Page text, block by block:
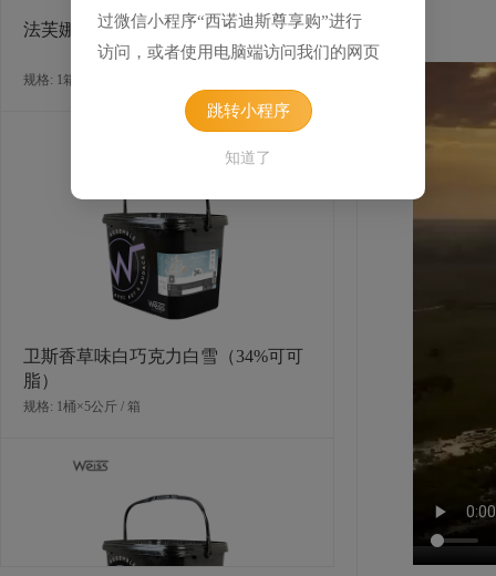
法芙娜萨蒂利亚白巧克力（31％）
规格: 1箱×12千克 / 箱
卫斯香草味白巧克力白雪（34%可可
脂）
规格: 1桶×5公斤 / 箱
过微信小程序“西诺迪斯尊享购”进行
访问，或者使用电脑端访问我们的网页
跳转小程序
知道了